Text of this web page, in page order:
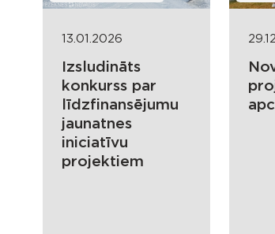
13.01.2026
Izsludināts
konkurss par
līdzfinansējumu
jaunatnes
iniciatīvu
projektiem